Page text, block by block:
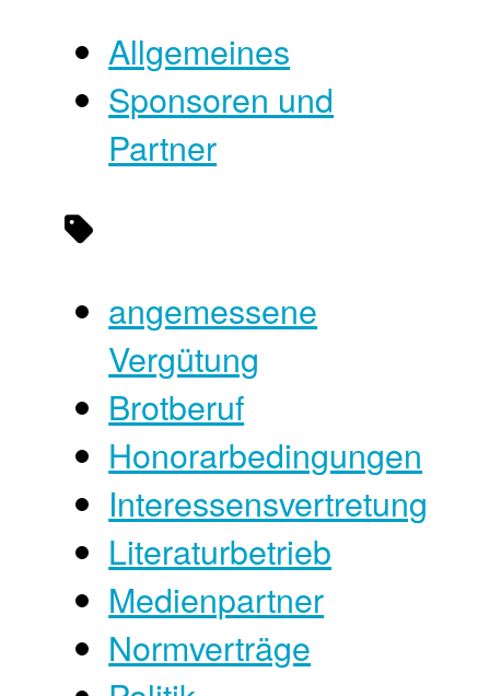
Allgemeines
Sponsoren und
Partner
angemessene
Vergütung
Brotberuf
Honorarbedingungen
Interessensvertretung
Literaturbetrieb
Medienpartner
Normverträge